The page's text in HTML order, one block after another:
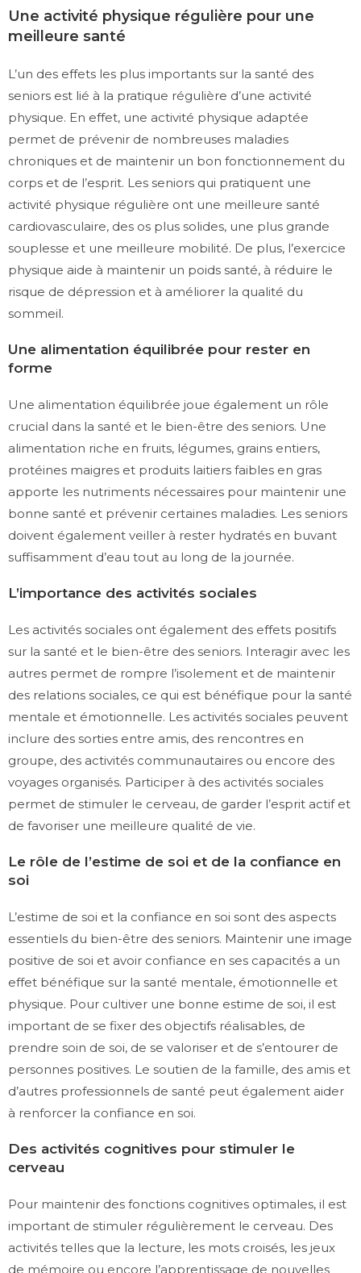
Une activité physique régulière pour une
meilleure santé
L’un des effets les plus importants sur la santé des
seniors est lié à la pratique régulière d’une activité
physique. En effet, une activité physique adaptée
permet de prévenir de nombreuses maladies
chroniques et de maintenir un bon fonctionnement du
corps et de l’esprit. Les seniors qui pratiquent une
activité physique régulière ont une meilleure santé
cardiovasculaire, des os plus solides, une plus grande
souplesse et une meilleure mobilité. De plus, l’exercice
physique aide à maintenir un poids santé, à réduire le
risque de dépression et à améliorer la qualité du
sommeil.
Une alimentation équilibrée pour rester en
forme
Une alimentation équilibrée joue également un rôle
crucial dans la santé et le bien-être des seniors. Une
alimentation riche en fruits, légumes, grains entiers,
protéines maigres et produits laitiers faibles en gras
apporte les nutriments nécessaires pour maintenir une
bonne santé et prévenir certaines maladies. Les seniors
doivent également veiller à rester hydratés en buvant
suffisamment d’eau tout au long de la journée.
L’importance des activités sociales
Les activités sociales ont également des effets positifs
sur la santé et le bien-être des seniors. Interagir avec les
autres permet de rompre l’isolement et de maintenir
des relations sociales, ce qui est bénéfique pour la santé
mentale et émotionnelle. Les activités sociales peuvent
inclure des sorties entre amis, des rencontres en
groupe, des activités communautaires ou encore des
voyages organisés. Participer à des activités sociales
permet de stimuler le cerveau, de garder l’esprit actif et
de favoriser une meilleure qualité de vie.
Le rôle de l’estime de soi et de la confiance en
soi
L’estime de soi et la confiance en soi sont des aspects
essentiels du bien-être des seniors. Maintenir une image
positive de soi et avoir confiance en ses capacités a un
effet bénéfique sur la santé mentale, émotionnelle et
physique. Pour cultiver une bonne estime de soi, il est
important de se fixer des objectifs réalisables, de
prendre soin de soi, de se valoriser et de s’entourer de
personnes positives. Le soutien de la famille, des amis et
d’autres professionnels de santé peut également aider
à renforcer la confiance en soi.
Des activités cognitives pour stimuler le
cerveau
Pour maintenir des fonctions cognitives optimales, il est
important de stimuler régulièrement le cerveau. Des
activités telles que la lecture, les mots croisés, les jeux
de mémoire ou encore l’apprentissage de nouvelles